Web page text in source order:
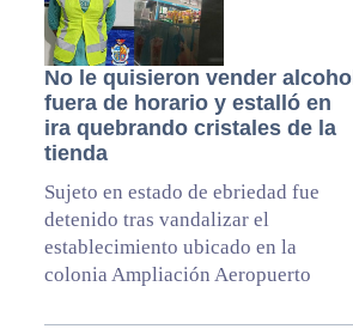
No le quisieron vender alcohol
fuera de horario y estalló en
ira quebrando cristales de la
tienda
Sujeto en estado de ebriedad fue
detenido tras vandalizar el
establecimiento ubicado en la
colonia Ampliación Aeropuerto